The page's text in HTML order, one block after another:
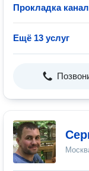
Прокладка
Ещё 13 услуг